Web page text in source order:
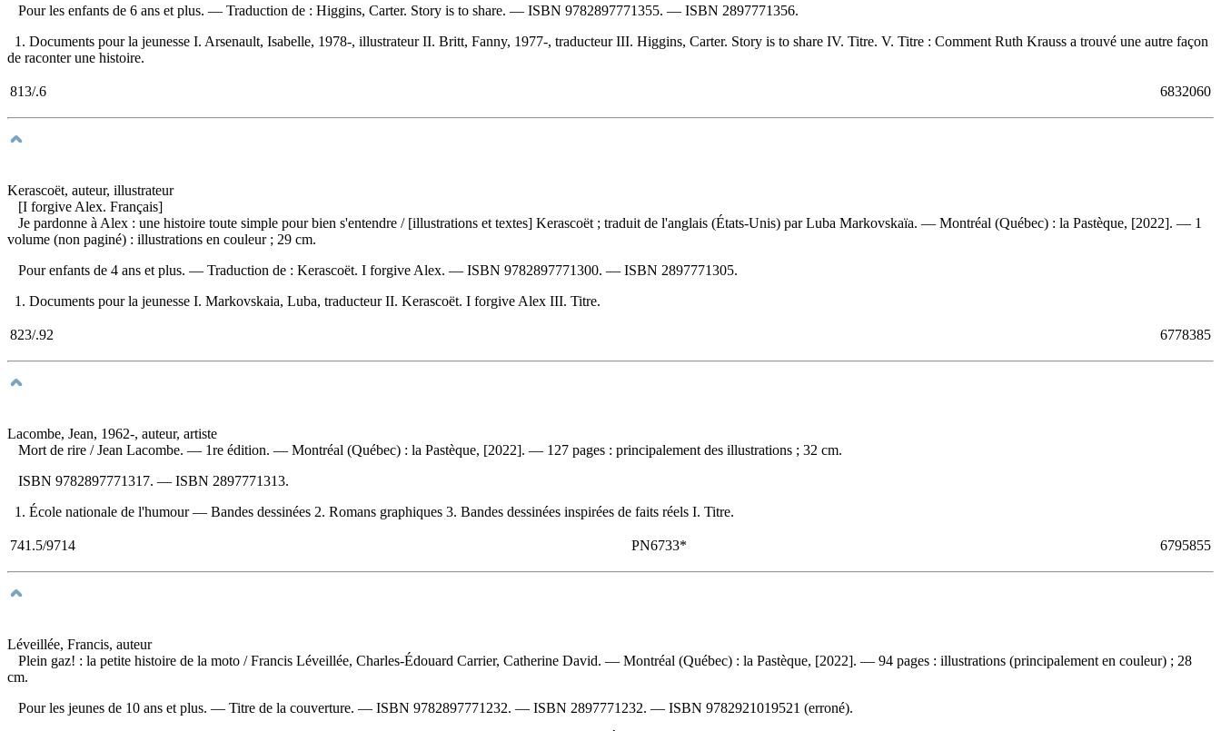
Pour les enfants de 6 ans et plus. — Traduction de : Higgins, Carter. Story is to share. — ISBN 9782897771355. — ISBN 2897771356.
1. Documents pour la jeunesse I. Arsenault, Isabelle, 1978-, illustrateur II. Britt, Fanny, 1977-, traducteur III. Higgins, Carter. Story is to share IV. Titre. V. Titre : Comment Ruth Krauss a trouvé une autre façon
de raconter une histoire.
813/.6 6832060
Kerascoët, auteur, illustrateur
[I forgive Alex. Français]
Je pardonne à Alex : une histoire toute simple pour bien s'entendre / [illustrations et textes] Kerascoët ; traduit de l'anglais (États-Unis) par Luba Markovskaïa. — Montréal (Québec) : la Pastèque, [2022]. — 1
volume (non paginé) : illustrations en couleur ; 29 cm.
Pour enfants de 4 ans et plus. — Traduction de : Kerascoët. I forgive Alex. — ISBN 9782897771300. — ISBN 2897771305.
1. Documents pour la jeunesse I. Markovskaia, Luba, traducteur II. Kerascoët. I forgive Alex III. Titre.
823/.92 6778385
Lacombe, Jean, 1962-, auteur, artiste
Mort de rire / Jean Lacombe. — 1re édition. — Montréal (Québec) : la Pastèque, [2022]. — 127 pages : principalement des illustrations ; 32 cm.
ISBN 9782897771317. — ISBN 2897771313.
1. École nationale de l'humour — Bandes dessinées 2. Romans graphiques 3. Bandes dessinées inspirées de faits réels I. Titre.
741.5/9714 PN6733* 6795855
Léveillée, Francis, auteur
Plein gaz! : la petite histoire de la moto / Francis Léveillée, Charles-Édouard Carrier, Catherine David. — Montréal (Québec) : la Pastèque, [2022]. — 94 pages : illustrations (principalement en couleur) ; 28
cm.
Pour les jeunes de 10 ans et plus. — Titre de la couverture. — ISBN 9782897771232. — ISBN 2897771232. — ISBN 9782921019521 (erroné).